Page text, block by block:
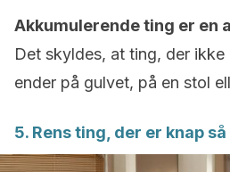
Akkumulerende ting er en
Det skyldes, at ting, der
ender på gulvet, på en stol
5. Rens ting, der er knap